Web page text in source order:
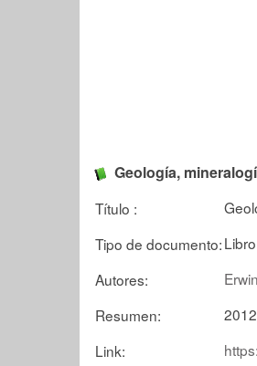
Geología,
Título :
Tipo de documento:Libro
Autores:
Resumen:
Link: